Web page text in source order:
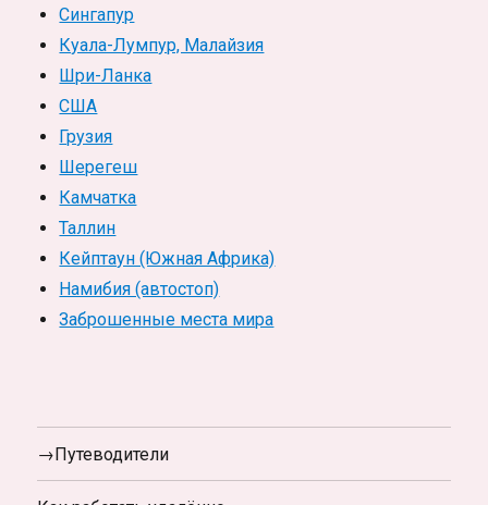
Сингапур
Куала-Лумпур, Малайзия
Шри-Ланка
США
Грузия
Шерегеш
Камчатка
Таллин
Кейптаун (Южная Африка)
Намибия (автостоп)
Заброшенные места мира
→Путеводители